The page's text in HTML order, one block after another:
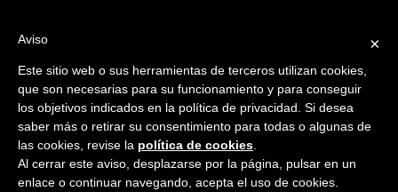
contenido
Ir a...
×
Aviso
Este sitio web o sus herramientas de terceros utilizan cookies,
que son necesarias para su funcionamiento y para conseguir
los objetivos indicados en la política de privacidad. Si desea
saber más o retirar su consentimiento para todas o algunas de
las cookies, revise la política de cookies
Al cerrar este aviso, desplazarse por la página, pulsar en un
enlace o continuar navegando, acepta el uso de cookies.